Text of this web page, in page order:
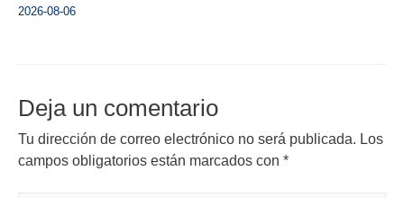
2026-08-06
Deja un comentario
Tu dirección de correo electrónico no será publicada. Los
campos obligatorios están marcados con *